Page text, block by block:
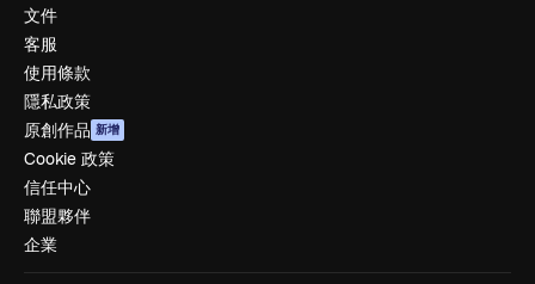
文件
客服
使用條款
隱私政策
原創作品 新增
Cookie 政策
信任中心
聯盟夥伴
企業